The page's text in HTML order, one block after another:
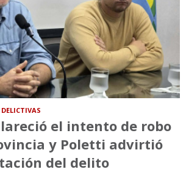
el intento de robo
y Poletti advirtió
del delito